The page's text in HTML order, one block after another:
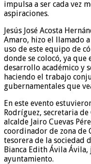
impulsa a ser cada vez
aspiraciones.
Jesús José Acosta
Amaro, hizo el llamado
uso de este equipo de
donde se colocó, ya
desarrollo académico y
haciendo el trabajo
gubernamentales que
En este evento
Rodríguez, secretaria
alcalde Jairo Cuevas
coordinador de zona de
tesorera de la sociedad
Bianca Edith Ávila
ayuntamiento.